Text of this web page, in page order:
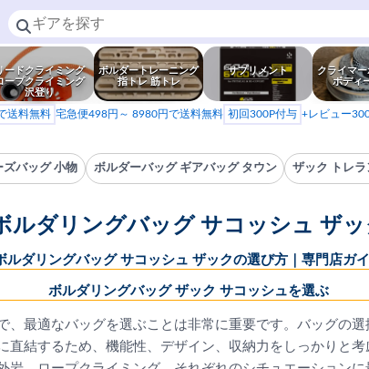
ードクライミング
ープクライミング
沢登り
ボルダートレーニング
指トレ 筋トレ
サプリメント
クライマ
ボディ
送料無料 宅急便498円～ 8980円で送料無料 初回300P付与 +レビュー
ズバッグ 小物 ボルダーバッグ ギアバッグ タウン ザック トレラ
ルダリングバッグ サコッシュ ザッ
ルダリングバッグ サコッシュ ザックの選び方｜専門店ガ
ボルダリングバッグ ザック サコッシュを選ぶ
、最適なバッグを選ぶことは非常に重要です。バッグの
直結するため、機能性、デザイン、収納力をしっかりと